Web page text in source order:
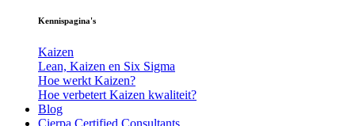
Kennispagina's
Kaizen
Lean, Kaizen en Six Sigma
Hoe werkt Kaizen?
Hoe verbetert Kaizen kwaliteit?
Blog
Cierpa Certified Consultants